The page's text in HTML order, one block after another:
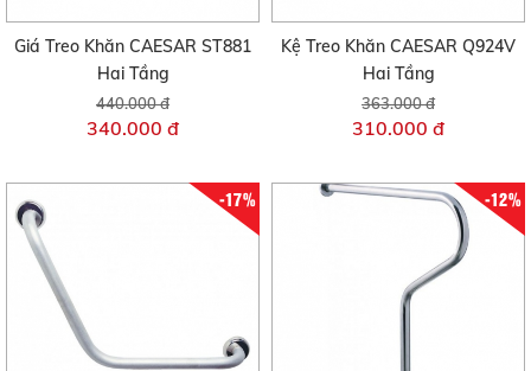
Giá Treo Khăn CAESAR ST881
Hai Tầng
440.000 đ
340.000 đ
Kệ Treo Khăn CAESAR Q924V
Hai Tầng
363.000 đ
310.000 đ
-17% -12%